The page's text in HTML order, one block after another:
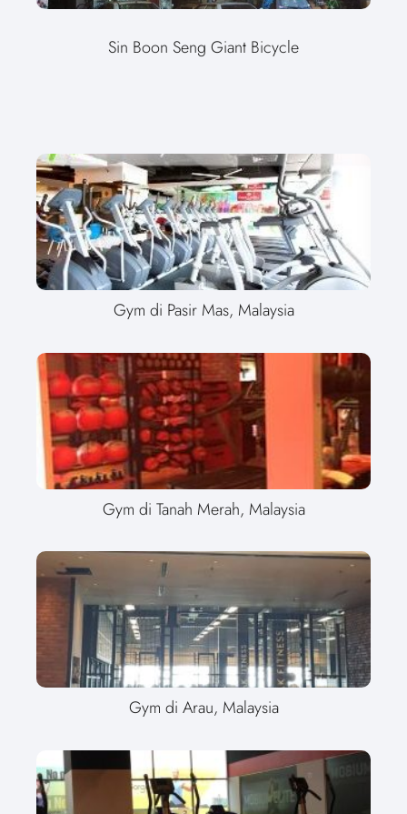
Sin Boon Seng Giant Bicycle
Gym di Pasir Mas, Malaysia
Gym di Tanah Merah, Malaysia
Gym di Arau, Malaysia